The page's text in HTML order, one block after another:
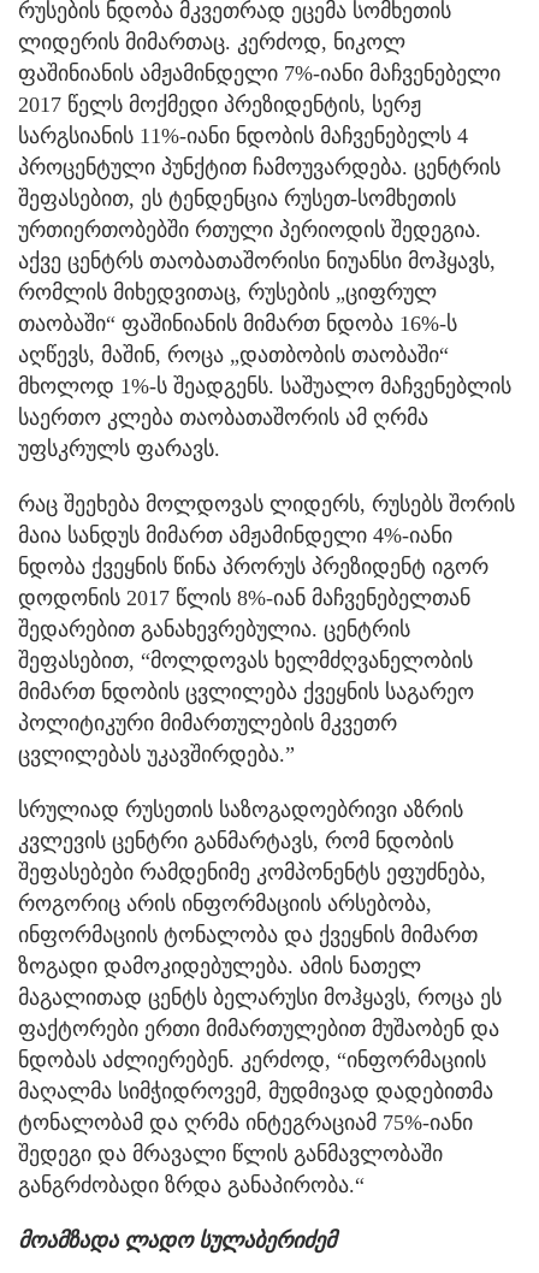
რუსების ნდობა მკვეთრად ეცემა სომხეთის
ლიდერის მიმართაც. კერძოდ, ნიკოლ
ფაშინიანის ამჟამინდელი 7%-იანი მაჩვენებელი
2017 წელს მოქმედი პრეზიდენტის, სერჟ
სარგსიანის 11%-იანი ნდობის მაჩვენებელს 4
პროცენტული პუნქტით ჩამოუვარდება. ცენტრის
შეფასებით, ეს ტენდენცია რუსეთ-სომხეთის
ურთიერთობებში რთული პერიოდის შედეგია.
აქვე ცენტრს თაობათაშორისი ნიუანსი მოჰყავს,
რომლის მიხედვითაც, რუსების „ციფრულ
თაობაში“ ფაშინიანის მიმართ ნდობა 16%-ს
აღწევს, მაშინ, როცა „დათბობის თაობაში“
მხოლოდ 1%-ს შეადგენს. საშუალო მაჩვენებლის
საერთო კლება თაობათაშორის ამ ღრმა
უფსკრულს ფარავს.
რაც შეეხება მოლდოვას ლიდერს, რუსებს შორის
მაია სანდუს მიმართ ამჟამინდელი 4%-იანი
ნდობა ქვეყნის წინა პრორუს პრეზიდენტ იგორ
დოდონის 2017 წლის 8%-იან მაჩვენებელთან
შედარებით განახევრებულია. ცენტრის
შეფასებით, “მოლდოვას ხელმძღვანელობის
მიმართ ნდობის ცვლილება ქვეყნის საგარეო
პოლიტიკური მიმართულების მკვეთრ
ცვლილებას უკავშირდება.”
სრულიად რუსეთის საზოგადოებრივი აზრის
კვლევის ცენტრი განმარტავს, რომ ნდობის
შეფასებები რამდენიმე კომპონენტს ეფუძნება,
როგორიც არის ინფორმაციის არსებობა,
ინფორმაციის ტონალობა და ქვეყნის მიმართ
ზოგადი დამოკიდებულება. ამის ნათელ
მაგალითად ცენტს ბელარუსი მოჰყავს, როცა ეს
ფაქტორები ერთი მიმართულებით მუშაობენ და
ნდობას აძლიერებენ. კერძოდ, “ინფორმაციის
მაღალმა სიმჭიდროვემ, მუდმივად დადებითმა
ტონალობამ და ღრმა ინტეგრაციამ 75%-იანი
შედეგი და მრავალი წლის განმავლობაში
განგრძობადი ზრდა განაპირობა.“
მოამზადა ლადო სულაბერიძემ